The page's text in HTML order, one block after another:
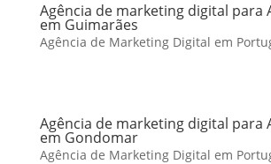
Agência de marketing digital para
em Guimarães
Agência de Marketing Digital em
Agência de marketing digital para
em Gondomar
Agência de Marketing Digital em